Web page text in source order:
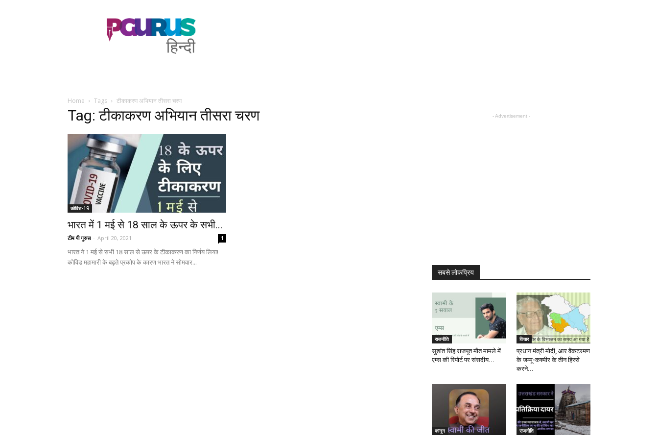
PGurus
Hindi
Home Tags टीकाकरण अभियान तीसरा चरण
Tag: टीकाकरण अभियान तीसरा चरण
कोविड-19
भारत में 1 मई से 18 साल के ऊपर के सभी...
टीम पी गुरुस - April 20, 2021 1
भारत ने 1 मई से सभी 18 साल से ऊपर के टीकाकरण का निर्णय लिया!
कोविड महामारी के बढ़ते प्रकोप के कारण भारत ने सोमवार...
- Advertisement -
सबसे लोकप्रिय
राजनीति
सुशांत सिंह राजपूत मौत मामले में
एम्स की रिपोर्ट पर संसदीय...
विचार
प्रधान मंत्री मोदी, आर वेंकटरमण
के जम्मू-कश्मीर के तीन हिस्से
करने...
कानून राजनीति